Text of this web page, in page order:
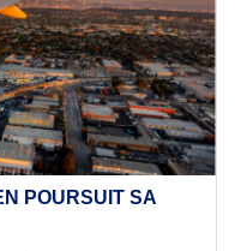
POURSUIT SA